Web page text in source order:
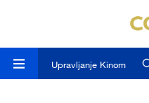
Upravljanje Kinom